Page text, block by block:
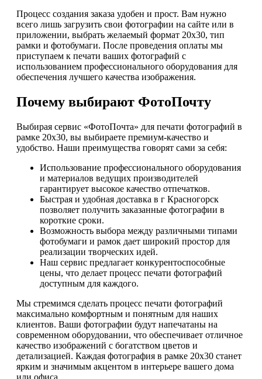
Процесс создания заказа удобен и прост. Вам нужно
всего лишь загрузить свои фотографии на сайте или в
приложении, выбрать желаемый формат 20х30, тип
рамки и фотобумаги. После проведения оплаты мы
приступаем к печати ваших фотографий с
использованием профессионального оборудования для
обеспечения лучшего качества изображения.
Почему выбирают ФотоПочту
Выбирая сервис «ФотоПочта» для печати фотографий в
рамке 20х30, вы выбираете премиум-качество и
удобство. Наши преимущества говорят сами за себя:
Использование профессионального оборудования
и материалов ведущих производителей
гарантирует высокое качество отпечатков.
Быстрая и удобная доставка в г Красногорск
позволяет получить заказанные фотографии в
короткие сроки.
Возможность выбора между различными типами
фотобумаги и рамок дает широкий простор для
реализации творческих идей.
Наш сервис предлагает конкурентоспособные
цены, что делает процесс печати фотографий
доступным для каждого.
Мы стремимся сделать процесс печати фотографий
максимально комфортным и понятным для наших
клиентов. Ваши фотографии будут напечатаны на
современном оборудовании, что обеспечивает отличное
качество изображений с богатством цветов и
детализацией. Каждая фотография в рамке 20х30 станет
ярким и значимым акцентом в интерьере вашего дома